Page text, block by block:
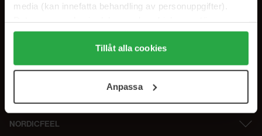
media (kan innefatta behandling av personuppgifter).
Genom att trycka på "Tillåt alla cookies" accepterar du
alla cookies, medan du under "Detaljer" kan anpassa
användningen av cookies. Du kan när som helst återkalla
samt vår Integritetspolicy.
Tillåt alla cookies
Anpassa
NORDICFEEL